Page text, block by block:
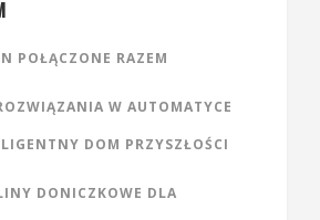
POŁĄCZONE RAZEM
W AUTOMATYCE
DOM PRZYSZŁOŚCI
DONICZKOWE DLA